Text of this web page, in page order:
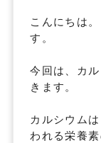
こんにちは
す。
今回は、カ
きます。
カルシウム
われる栄養素